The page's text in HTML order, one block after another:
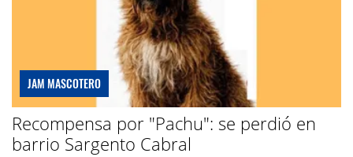
JAM MASCOTERO
Recompensa por "Pachu": se perdió en
barrio Sargento Cabral